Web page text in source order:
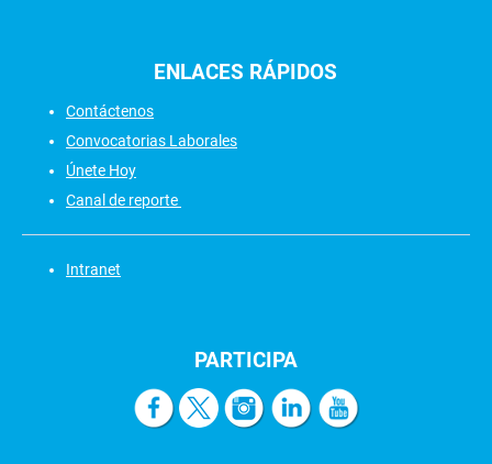
ENLACES RÁPIDOS
Contáctenos
Convocatorias Laborales
Únete Hoy
Canal de reporte
Intranet
PARTICIPA